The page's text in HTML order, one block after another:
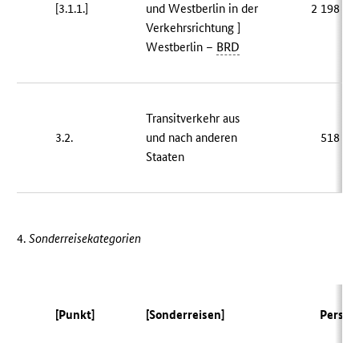
[3.1.1.]
und Westberlin in der
Verkehrsrichtung ]
Westberlin – BRD
2 198
3.2.
Transitverkehr aus
und nach anderen
Staaten
518
4.Sonderreisekategorien
[Punkt] [Sonderreisen]